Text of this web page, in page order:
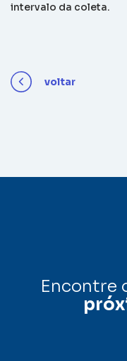
intervalo da coleta.
voltar
Encontre